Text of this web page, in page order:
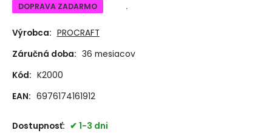
DOPRAVA ZADARMO .
Výrobca: PROCRAFT
Záručná doba: 36 mesiacov
Kód: K2000
EAN: 6976174161912
Dostupnosť: 1-3 dni